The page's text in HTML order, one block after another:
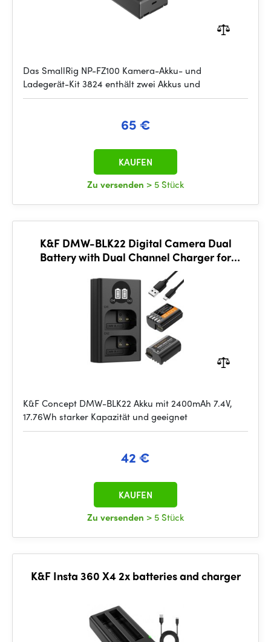
Das SmallRig NP-FZ100 Kamera-Akku- und
Ladegerät-Kit 3824 enthält zwei Akkus und
65 €
Zu versenden > 5 Stück
KAUFEN
K&F DMW-BLK22 Digital Camera Dual
Battery with Dual Channel Charger for
K&F Concept DMW-BLK22 Akku mit 2400mAh 7.4V,
17.76Wh starker Kapazität und geeignet
42 €
Zu versenden > 5 Stück
KAUFEN
K&F Insta 360 X4 2x batteries and charger